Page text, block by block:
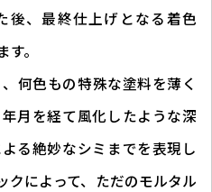
後、最終仕上げとなる着色
。
何色もの特殊な塗料を薄く
月を経て風化したような深
る絶妙なシミまでを表現し
クによって、ただのモルタル